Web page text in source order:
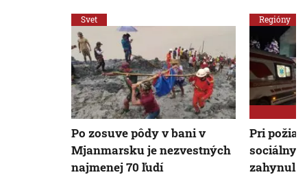
Svet
Po zosuve pôdy v bani v
Mjanmarsku je nezvestných
najmenej 70 ľudí
Regióny
Pri
zahynul